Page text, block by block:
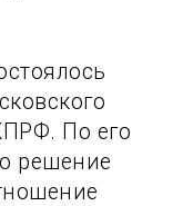
По его
решение